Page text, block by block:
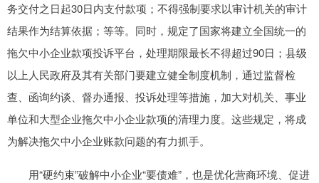
务交付之日起30日内支付款项；不得强制要求以审计机关的审计
结果作为结算依据；等等。同时，规定了国家将建立全国统一的
拖欠中小企业款项投诉平台，处理期限最长不得超过90日；县级
以上人民政府及其有关部门要建立健全制度机制，通过监督检
查、函询约谈、督办通报、投诉处理等措施，加大对机关、事业
单位和大型企业拖欠中小企业款项的清理力度。这些规定，将成
为解决拖欠中小企业账款问题的有力抓手。
用“硬约束”破解中小企业“要债难”，也是优化营商环境、促进